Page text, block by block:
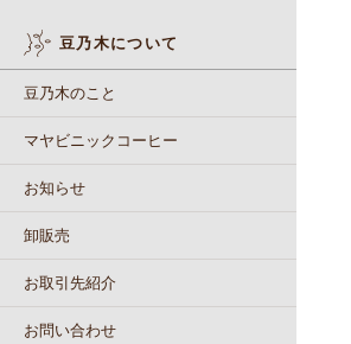
豆乃木について
豆乃木のこと
マヤビニックコーヒー
お知らせ
卸販売
お取引先紹介
お問い合わせ